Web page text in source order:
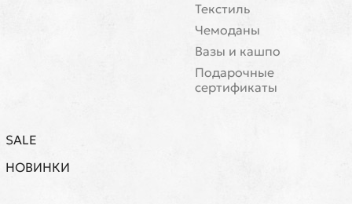
Текстиль
Чемоданы
Вазы и кашпо
Подарочные
сертификаты
SALE
НОВИНКИ